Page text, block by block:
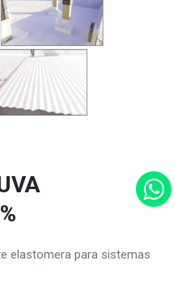
elastomera para sistemas